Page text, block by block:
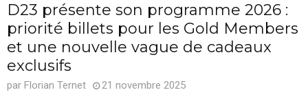
D23 présente son programme 2026 :
priorité billets pour les Gold Members
et une nouvelle vague de cadeaux
exclusifs
par Florian Ternet
21 novembre 2025